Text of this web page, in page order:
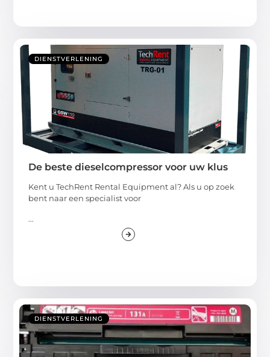
DIENSTVERLENING
De beste dieselcompressor voor uw klus
Kent u TechRent Rental Equipment al? Als u op zoek
bent naar een specialist voor
...
DIENSTVERLENING